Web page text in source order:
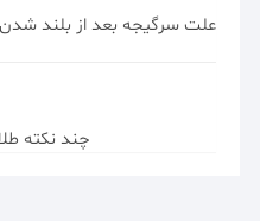
علت سرگیجه بعد از بلند شدن
چند نکته